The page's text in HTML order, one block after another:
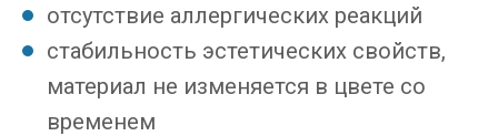
отсутствие аллергических реакций
стабильность эстетических свойств,
материал не изменяется в цвете со
временем